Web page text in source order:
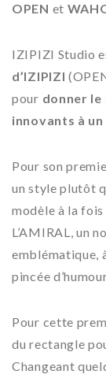
OPEN et
IZIPIZI Studio
d’IZIPIZI
pour donner
innovants à
Pour son
un style plutôt
modèle à la
L’AMIRAL, un
emblématique,
pincée
Pour cette
du rectangle
Changeant